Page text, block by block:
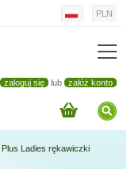
zaloguj się lub załóż konto
PLN
Ladies rękawiczki